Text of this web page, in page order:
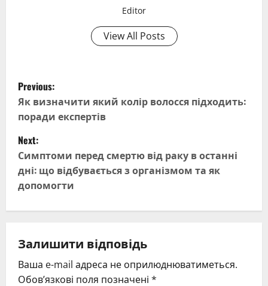
Editor
View All Posts
P
o
s
t
n
a
v
i
Previous:
Як визначити який колір волосся підходить:
поради експертів
Next:
Симптоми перед смертю від раку в останні
дні: що відбувається з організмом та як
допомогти
Залишити відповідь
Ваша e-mail адреса не оприлюднюватиметься.
Обов’язкові поля позначені *